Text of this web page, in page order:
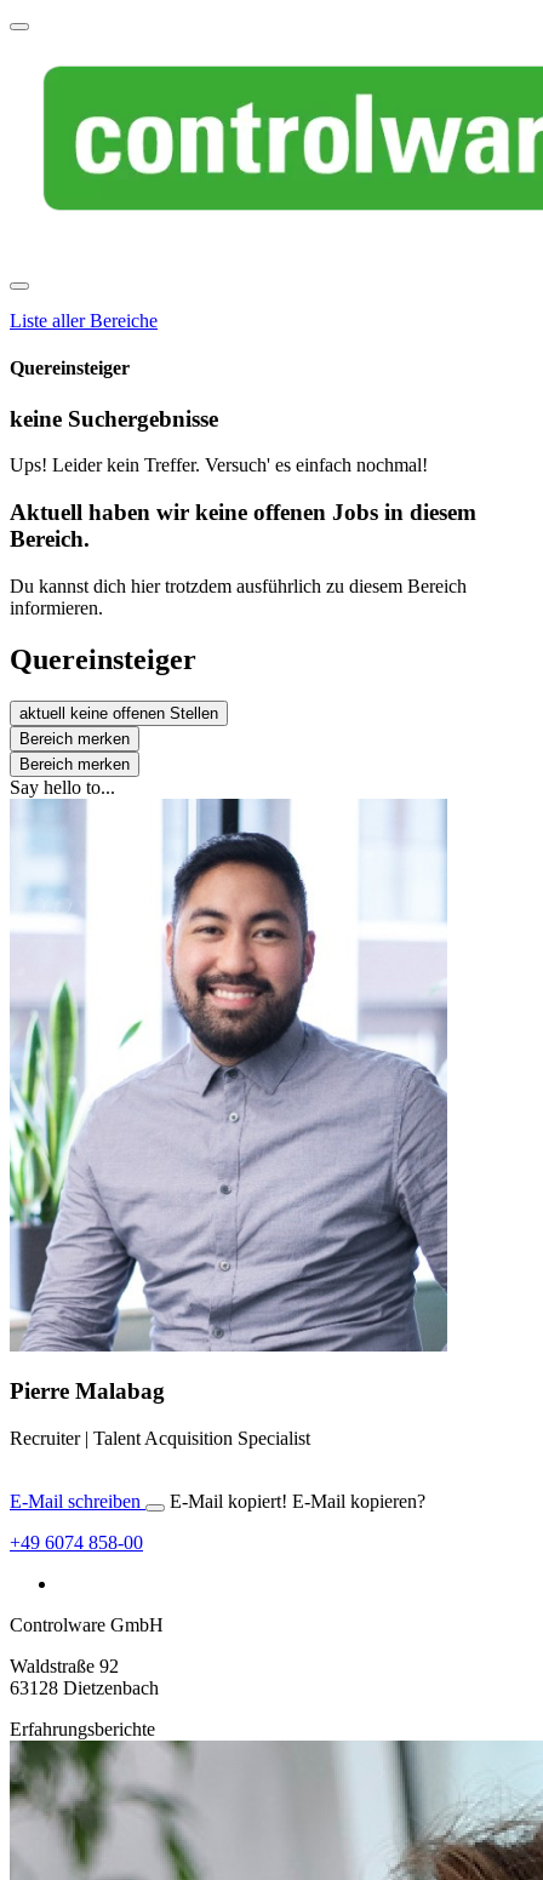
Liste aller Bereiche
Quereinsteiger
keine Suchergebnisse
Ups! Leider kein Treffer. Versuch' es einfach nochmal!
Aktuell haben wir keine offenen Jobs in diesem
Bereich.
Du kannst dich hier trotzdem ausführlich zu diesem Bereich
informieren.
Quereinsteiger
aktuell keine offenen Stellen
Bereich merken
Bereich merken
Say hello to...
Pierre Malabag
Recruiter | Talent Acquisition Specialist
E-Mail schreiben E-Mail kopiert! E-Mail kopieren?
+49 6074 858-00
Controlware GmbH
Waldstraße 92
63128 Dietzenbach
Erfahrungsberichte